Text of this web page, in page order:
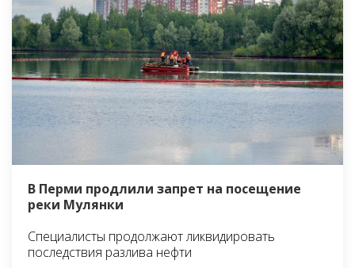
В Перми продлили запрет на посещение
реки Мулянки
Специалисты продолжают ликвидировать
последствия разлива нефти